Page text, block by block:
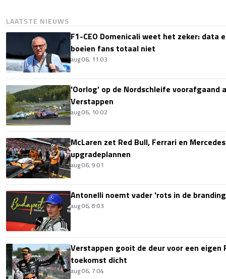
LAATSTE NIEUWS
F1-CEO Domenicali weet het zeker: data
boeien fans totaal niet
aug 06, 11:03
'Oorlog' op de Nordschleife voorafgaand
Verstappen
aug 06, 10:02
McLaren zet Red Bull, Ferrari en
upgradeplannen
aug 06, 9:01
Antonelli noemt vader 'rots in de
aug 06, 8:03
Verstappen gooit de deur voor een eigen
toekomst dicht
aug 06, 7:04